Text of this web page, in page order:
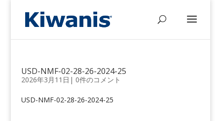
USD-NMF-02-28-26-2024-25
2026年3月11日 | 0件のコメント
USD-NMF-02-28-26-2024-25